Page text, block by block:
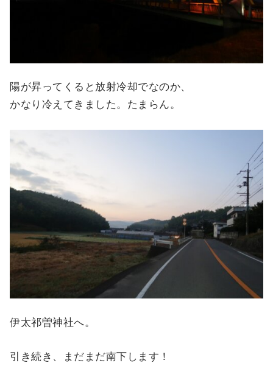
陽が昇ってくると放射冷却でなのか、
かなり冷えてきました。たまらん。
伊太祁曽神社へ。
引き続き、まだまだ南下します！